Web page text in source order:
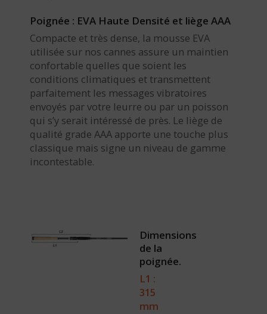
Poignée : EVA Haute Densité et liège AAA
Compacte et très dense, la mousse EVA
utilisée sur nos cannes assure un maintien
confortable quelles que soient les
conditions climatiques et transmettent
parfaitement les messages vibratoires
envoyés par votre leurre ou par un poisson
qui s’y serait intéressé de près. Le liège de
qualité grade AAA apporte une touche plus
classique mais signe un niveau de gamme
incontestable.
Dimensions
de la
poignée.
L1 :
315
mm